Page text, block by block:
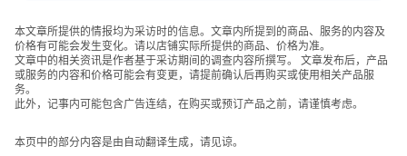
本文章所提供的情报均为采访时的信息。文章内所提到的商品、服务的内容及
价格有可能会发生变化。请以店铺实际所提供的商品、价格为准。
文章中的相关资讯是作者基于采访期间的调查内容所撰写。 文章发布后，产品
或服务的内容和价格可能会有变更，请提前确认后再购买或使用相关产品服
务。
此外，记事内可能包含广告连结，在购买或预订产品之前，请谨慎考虑。
本页中的部分内容是由自动翻译生成，请见谅。